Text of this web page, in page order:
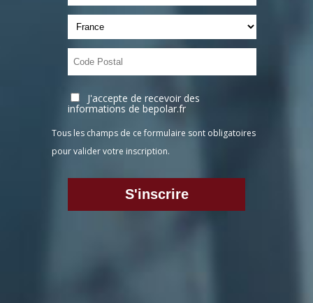
J'accepte de recevoir des
informations de bepolar.fr
Tous les champs de ce formulaire sont obligatoires
pour valider votre inscription.